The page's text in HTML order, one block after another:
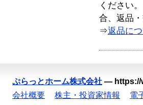
ください
合、返品
⇒返品に
ぷらっとホーム株式会社 —
会社概要
株主・投資家情報 電